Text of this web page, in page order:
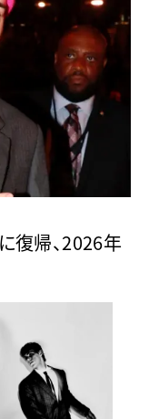
復帰、2026年